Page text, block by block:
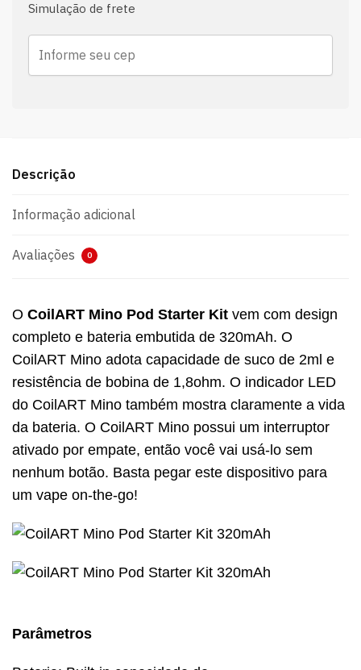
Simulação de frete
Descrição
Informação adicional
Avaliações 0
O CoilART Mino Pod Starter Kit vem com design
completo e bateria embutida de 320mAh. O
CoilART Mino adota capacidade de suco de 2ml e
resistência de bobina de 1,8ohm. O indicador LED
do CoilART Mino também mostra claramente a vida
da bateria. O CoilART Mino possui um interruptor
ativado por empate, então você vai usá-lo sem
nenhum botão. Basta pegar este dispositivo para
um vape on-the-go!
Parâmetros